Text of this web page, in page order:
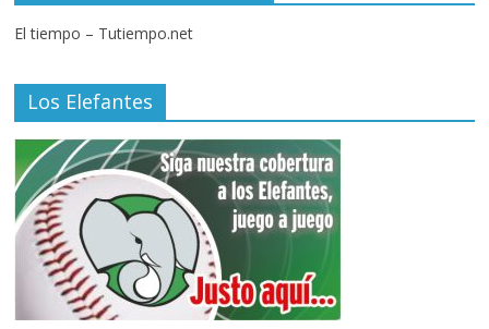
El tiempo – Tutiempo.net
Los Elefantes